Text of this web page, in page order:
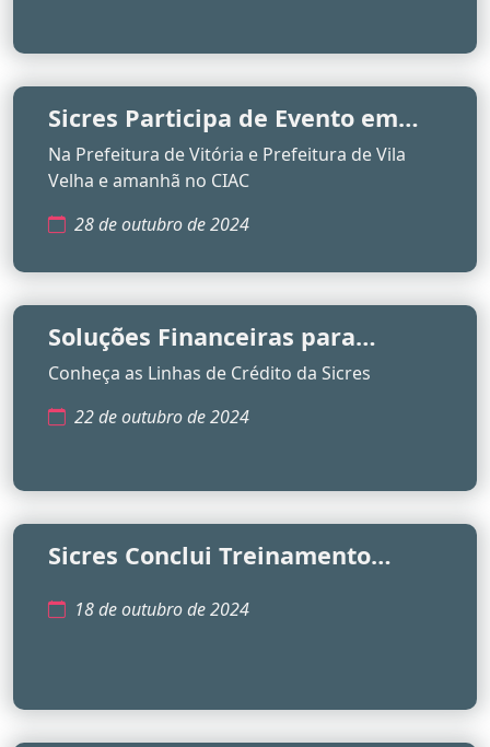
Sicres Participa de Evento em
Homenagem ao Dia do Servidor
Público
Na Prefeitura de Vitória e Prefeitura de Vila
Velha e amanhã no CIAC
28 de outubro de 2024
Soluções Financeiras para
Conquistar Seus Objetivos
Conheça as Linhas de Crédito da Sicres
22 de outubro de 2024
Sicres Conclui Treinamento
Normativo
18 de outubro de 2024